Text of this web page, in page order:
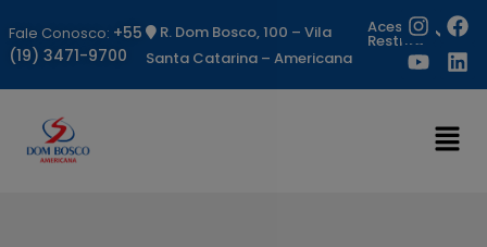
Fale Conosco: +55
(19) 3471-9700
R. Dom Bosco, 100 – Vila
Santa Catarina – Americana
Acesso
Restrito